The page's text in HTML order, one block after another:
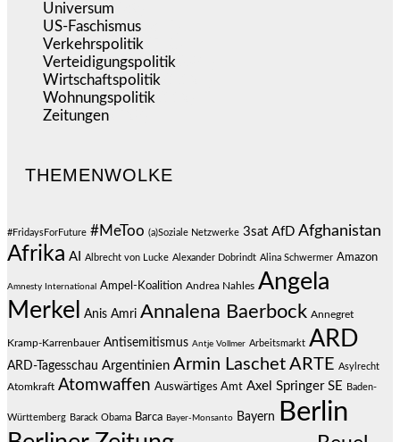
Universum
US-Faschismus
Verkehrspolitik
Verteidigungspolitik
Wirtschaftspolitik
Wohnungspolitik
Zeitungen
THEMENWOLKE
#FridaysForFuture #MeToo (a)Soziale Netzwerke 3sat AfD Afghanistan
Afrika AI Albrecht von Lucke Alexander Dobrindt Alina Schwermer Amazon
Amnesty International Ampel-Koalition Andrea Nahles Angela
Merkel
Anis Amri Annalena Baerbock Annegret
Kramp-Karrenbauer Antisemitismus Antje Vollmer Arbeitsmarkt ARD
ARD-Tagesschau Argentinien Armin Laschet ARTE Asylrecht
Atomkraft Atomwaffen Auswärtiges Amt Axel Springer SE Baden-
Württemberg Barack Obama Barca Bayer-Monsanto Bayern Berlin